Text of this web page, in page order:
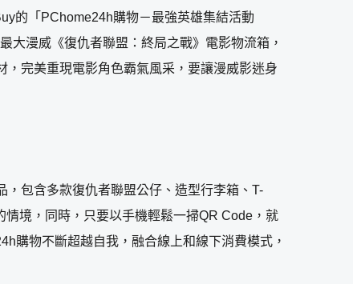
的「PChome24h購物－最強英雄集結活動
大漫威《復仇者聯盟：終局之戰》電影物流箱，
完美重現電影角色霸氣風采，要讓漫威影迷身
包含多款復仇者聯盟公仔、造型行李箱、T-
境，同時，只要以手機輕鬆一掃QR Code，就
購物不斷超越自我，融合線上和線下消費模式，